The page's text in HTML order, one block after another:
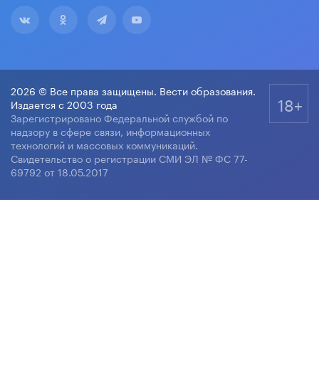
2026 © Все права защищены. Вести образования.
Издается с 2003 года
Зарегистрировано Федеральной службой по
надзору в сфере связи, информационных
технологий и массовых коммуникаций.
Свидетельство о регистрации СМИ ЭЛ № ФС 77-
69792 от 18.05.2017
18+